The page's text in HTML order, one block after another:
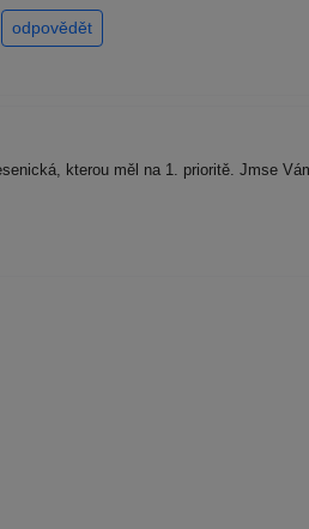
odpovědět
kterou měl na 1. prioritě. Jmse